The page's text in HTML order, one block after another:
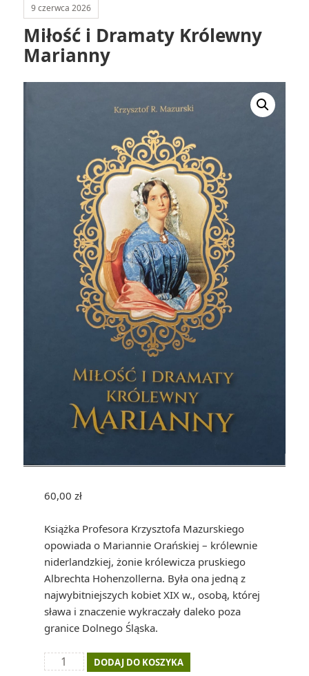
9 czerwca 2026
Miłość i Dramaty Królewny
Marianny
60,00 zł
Książka Profesora Krzysztofa Mazurskiego
opowiada o Mariannie Orańskiej – królewnie
niderlandzkiej, żonie królewicza pruskiego
Albrechta Hohenzollerna. Była ona jedną z
najwybitniejszych kobiet XIX w., osobą, której
sława i znaczenie wykraczały daleko poza
granice Dolnego Śląska.
ilość
DODAJ DO KOSZYKA